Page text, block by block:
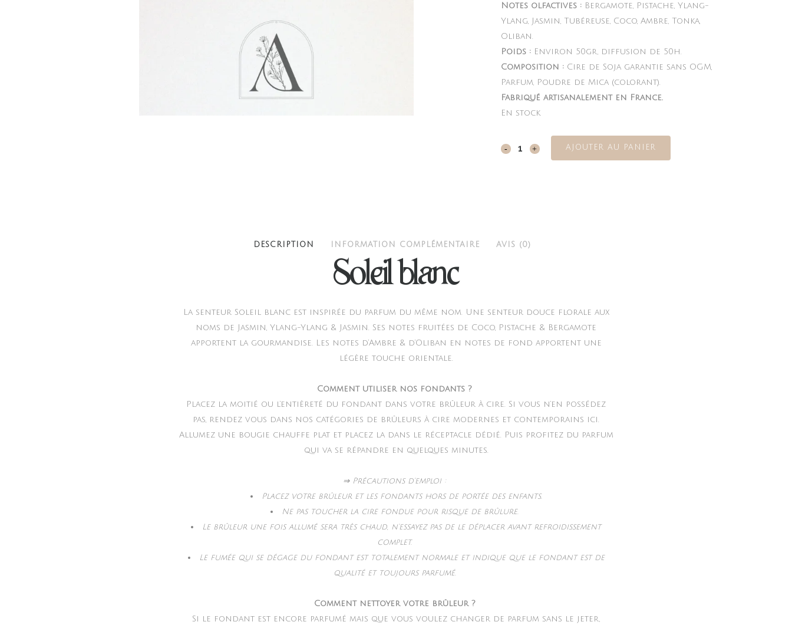
Notes olfactives :Bergamote, Pistache, Ylang-
Ylang, Jasmin, Tubéreuse, Coco, Ambre, Tonka,
Oliban.
Poids :Environ 50gr, diffusion de 50h.
Composition :Cire de Soja garantie sans OGM,
Parfum, Poudre de Mica (colorant).
Fabriqué artisanalement en France.
En stock
Soleil AJOUTER AU PANIER
DESCRIPTION INFORMATION COMPLÉMENTAIRE AVIS (0)
Soleil blanc
La senteur Soleil blanc est inspirée du parfum du même nom. Une senteur douce florale aux
noms de Jasmin, Ylang-Ylang & Jasmin. Ses notes fruitées de Coco, Pistache & Bergamote
apportent la gourmandise. Les notes d’Ambre & d’Oliban en notes de fond apportent une
légère touche orientale.
Comment utiliser nos fondants ?
Placez la moitié ou l’entièreté du fondant dans votre brûleur à cire. Si vous n’en possédez
pas, rendez vous dans nos catégories de brûleurs à cire modernes et contemporains ici.
Allumez une bougie chauffe plat et placez la dans le réceptacle dédié. Puis profitez du parfum
qui va se répandre en quelques minutes.
⇒ Précautions d’emploi :
Placez votre brûleur et les fondants hors de portée des enfants.
Ne pas toucher la cire fondue pour risque de brûlure.
Le brûleur une fois allumé sera très chaud, n’essayez pas de le déplacer avant refroidissement
complet.
Le fumée qui se dégage du fondant est totalement normale et indique que le fondant est de
qualité et toujours parfumé.
Comment nettoyer votre brûleur ?
Si le fondant est encore parfumé mais que vous voulez changer de parfum sans le jeter,